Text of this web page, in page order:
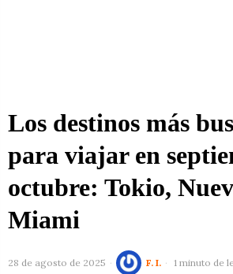
Los destinos más
para viajar en
octubre: Tokio,
Miami
28 de agosto de 2025 F. I. 1 minuto de